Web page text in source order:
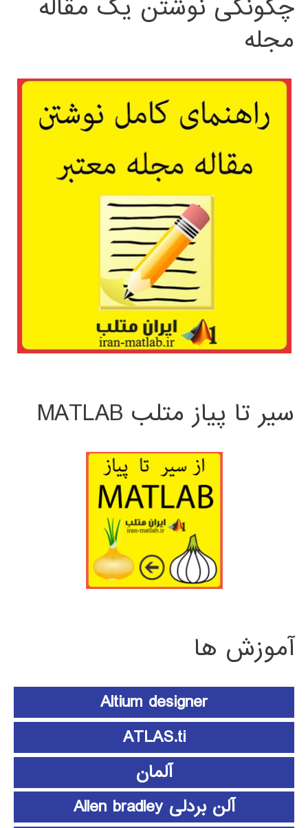
چگونگی نوشتن یک مقاله
مجله
سیر تا پیاز متلب MATLAB
آموزش ها
Altium designer
ATLAS.ti
آلمان
آلن بردلی Allen bradley